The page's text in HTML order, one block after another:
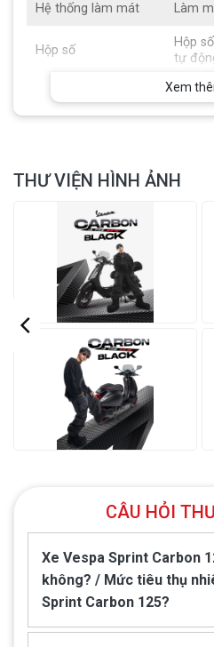
Hệ thống làm mát Làm
Hộp số
Hộp
tự
Ly
Giảm xóc trước
ứng
Giảm xóc sau
Giảm
kép
Phanh sau
Lốp trước Lốp
Khoảng cách trục xe
Dung tích bình xăng
Tiêu chuẩn khí thải Euro 3
Xem
THƯ VIỆN HÌNH ẢNH
CÂU HỎI
Xe Vespa Sprint Carbon
không? / Mức tiêu thụ
Sprint Carbon 125?